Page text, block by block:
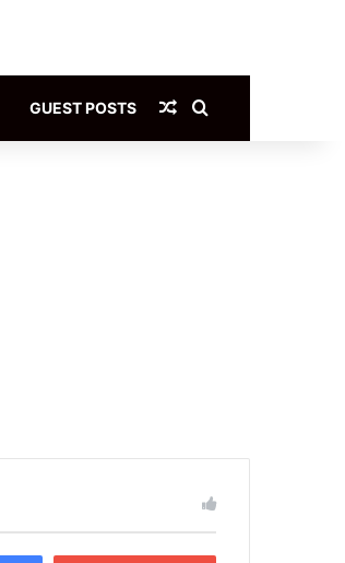
GUEST POSTS Article Aléatoire